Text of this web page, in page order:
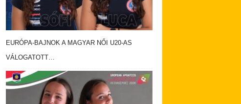
EURÓPA-BAJNOK A MAGYAR NŐI U20-AS
VÁLOGATOTT…